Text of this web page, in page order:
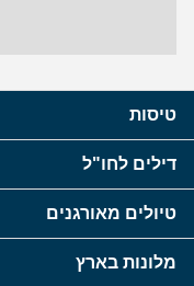
טיסות
דילים לחו"ל
טיולים מאורגנים
מלונות בארץ